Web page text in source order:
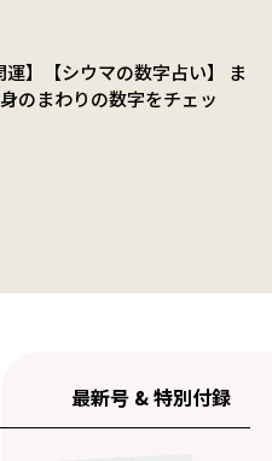
運】【シウマの数字占い】 ま
のまわりの数字をチェッ
最新号 & 特別付録